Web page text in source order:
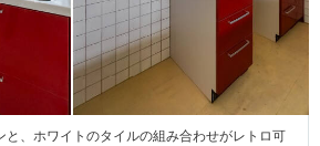
と、ホワイトのタイルの組み合わせがレトロ可